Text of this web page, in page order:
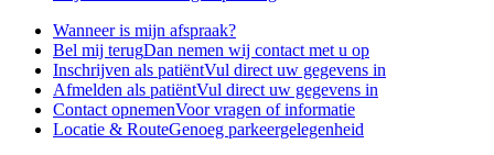
Wanneer is mijn afspraak?
Bel mij terugDan nemen wij contact met u op
Inschrijven als patiëntVul direct uw gegevens in
Afmelden als patiëntVul direct uw gegevens in
Contact opnemenVoor vragen of informatie
Locatie & RouteGenoeg parkeergelegenheid